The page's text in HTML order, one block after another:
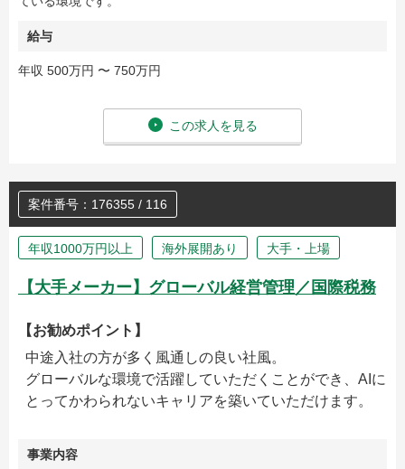
給与
年収 500万円 〜 750万円
この求人を見る
案件番号：176355 / 116
年収1000万円以上 海外展開あり 大手・上場
【大手メーカー】グローバル経営管理／国際税務
【お勧めポイント】
中途入社の方が多く風通しの良い社風。
グローバルな環境で活躍していただくことができ、AIに
とってかわられないキャリアを築いていただけます。
事業内容